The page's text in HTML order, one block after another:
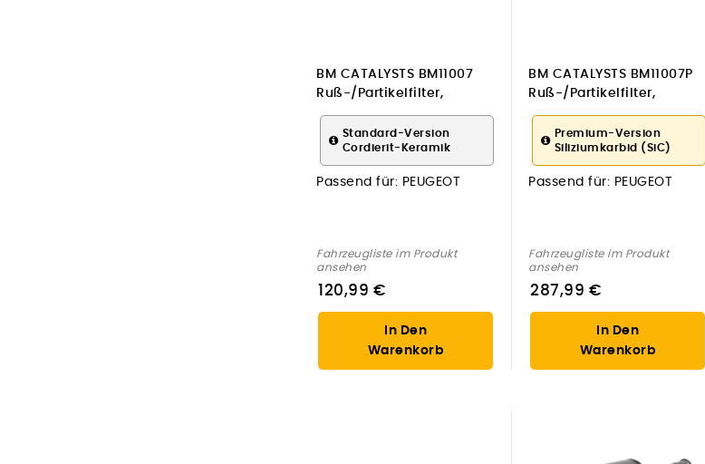
BM CATALYSTS BM11007
Ruß-/Partikelfilter,
Abgasanlage für PEUGEOT
Standard-Version
Cordierit-Keramik
Passend für: PEUGEOT
Fahrzeugliste im Produkt
ansehen
120,99 €
In Den
Warenkorb
BM CATALYSTS BM11007P
Ruß-/Partikelfilter,
Abgasanlage für PEUGEOT
Premium-Version
Siliziumkarbid (SiC)
Passend für: PEUGEOT
Fahrzeugliste im Produkt
ansehen
287,99 €
In Den
Warenkorb